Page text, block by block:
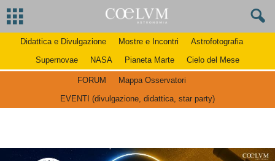
Didattica e Divulgazione Mostre e Incontri
Astrofotografia
Supernovae
NASA Pianeta Marte Cielo del Mese
FORUM
Mappa Osservatori
EVENTI (divulgazione, didattica, star party)